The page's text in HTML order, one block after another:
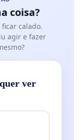
coisa?
calado.
agir e fazer
ver